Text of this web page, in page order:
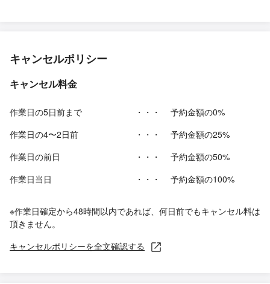
キャンセルポリシー
キャンセル料金
作業日の5日前まで ・・・
予約金額の0%
作業日の4〜2日前
・・・
予約金額の25%
作業日の前日
・・・
予約金額の50%
作業日当日
・・・ 予約金額の100%
※作業日確定から48時間以内であれば、何日前でもキャンセル料は
頂きません。
キャンセルポリシーを全文確認する